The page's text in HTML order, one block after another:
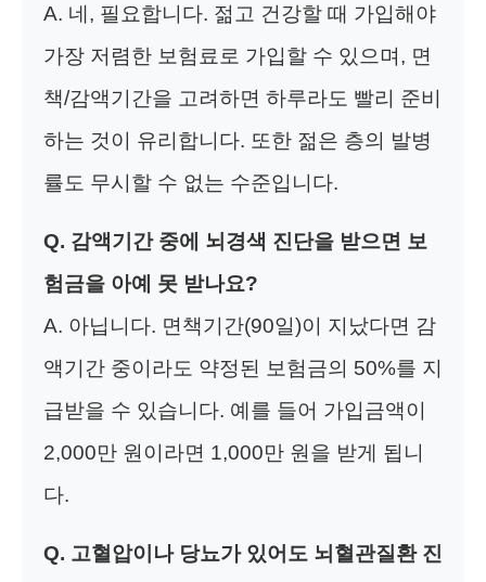
A. 네, 필요합니다. 젊고 건강할 때 가입해야
가장 저렴한 보험료로 가입할 수 있으며, 면
책/감액기간을 고려하면 하루라도 빨리 준비
하는 것이 유리합니다. 또한 젊은 층의 발병
률도 무시할 수 없는 수준입니다.
Q. 감액기간 중에 뇌경색 진단을 받으면 보
험금을 아예 못 받나요?
A. 아닙니다. 면책기간(90일)이 지났다면 감
액기간 중이라도 약정된 보험금의 50%를 지
급받을 수 있습니다. 예를 들어 가입금액이
2,000만 원이라면 1,000만 원을 받게 됩니
다.
Q. 고혈압이나 당뇨가 있어도 뇌혈관질환 진